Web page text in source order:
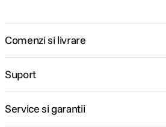
Comenzi si livrare
Suport
Service si garantii